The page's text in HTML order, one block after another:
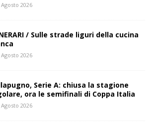
Agosto 2026
/ Sulle strade liguri della cucina
Agosto 2026
Serie A: chiusa la stagione
ora le semifinali di Coppa Italia
Agosto 2026